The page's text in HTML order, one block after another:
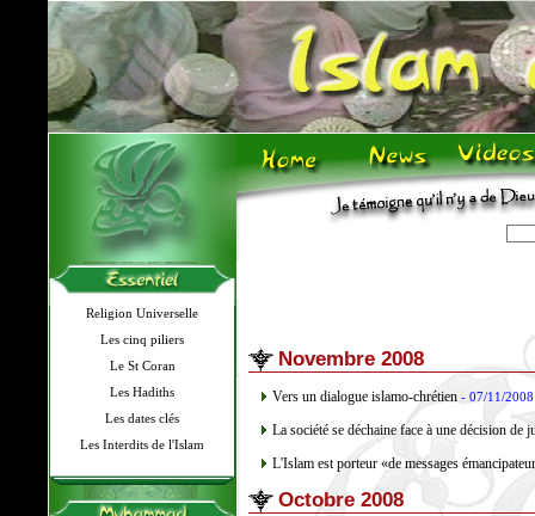
Religion Universelle
Les cinq piliers
Le St Coran
Les Hadiths
Les dates clés
Les Interdits de l'Islam
Novembre 2008
Vers un dialogue islamo-chrétien - 07/11/2008
La société se déchaine face à une décision de
L'Islam est porteur «de messages
Octobre 2008